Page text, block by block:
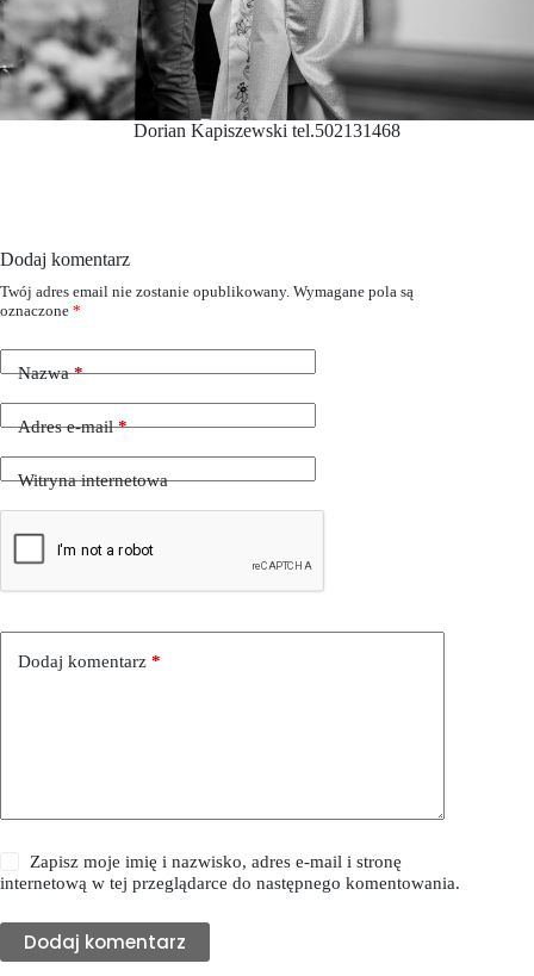
Dorian Kapiszewski tel.502131468
Dodaj komentarz
Twój adres email nie zostanie opublikowany. Wymagane pola są
oznaczone *
Nazwa*
Adres e-mail*
Witryna internetowa
Dodaj komentarz *
Zapisz moje imię i nazwisko, adres e-mail i stronę
internetową w tej przeglądarce do następnego komentowania.
Dodaj komentarz